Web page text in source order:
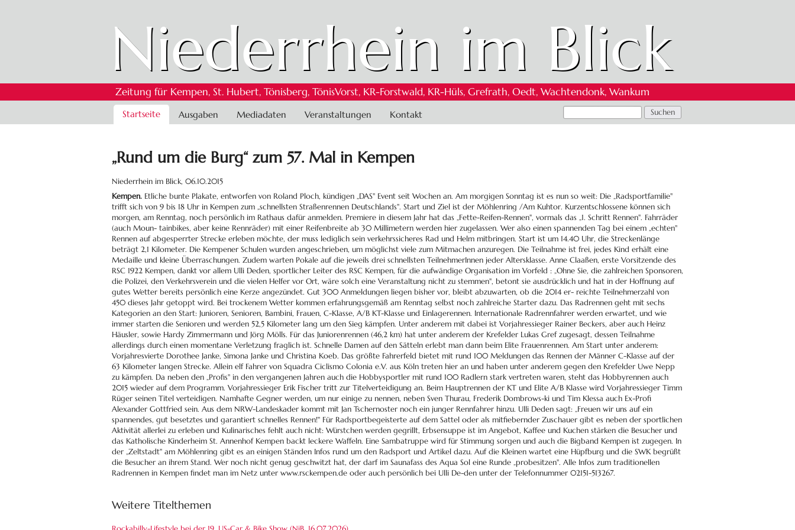
Niederrhein im Blick
Zeitung für Kempen, St. Hubert, Tönisberg, TönisVorst, KR-Forstwald, KR-Hüls, Grefrath, Oedt, Wachtendonk, Wankum
Navigation
überspringen
Startseite Ausgaben Mediadaten Veranstaltungen Kontakt
„Rund um die Burg“ zum 57. Mal in Kempen
Niederrhein im Blick, 06.10.2015
Kempen. Etliche bunte Plakate, entworfen von Roland Ploch, kündigen „DAS" Event seit Wochen an. Am morgigen Sonntag ist es nun so weit: Die „Radsportfamilie"
trifft sich von 9 bis 18 Uhr in Kempen zum „schnellsten Straßenrennen Deutschlands". Start und Ziel ist der Möhlenring /Am Kuhtor. Kurzentschlossene können sich
morgen, am Renntag, noch persönlich im Rathaus dafür anmelden. Premiere in diesem Jahr hat das „Fette-Reifen-Rennen", vormals das „1. Schritt Rennen". Fahrräder
(auch Moun- tainbikes, aber keine Rennräder) mit einer Reifenbreite ab 30 Millimetern werden hier zugelassen. Wer also einen spannenden Tag bei einem „echten"
Rennen auf abgesperrter Strecke erleben möchte, der muss lediglich sein verkehrssicheres Rad und Helm mitbringen. Start ist um 14.40 Uhr, die Streckenlänge
beträgt 2,1 Kilometer. Die Kempener Schulen wurden angeschrieben, um möglichst viele zum Mitmachen anzuregen. Die Teilnahme ist frei, jedes Kind erhält eine
Medaille und kleine Überraschungen. Zudem warten Pokale auf die jeweils drei schnellsten TeilnehmerInnen jeder Altersklasse. Anne Claaßen, erste Vorsitzende des
RSC 1922 Kempen, dankt vor allem Ulli Deden, sportlicher Leiter des RSC Kempen, für die aufwändige Organisation im Vorfeld : „Ohne Sie, die zahlreichen Sponsoren,
die Polizei, den Verkehrsverein und die vielen Helfer vor Ort, wäre solch eine Veranstaltung nicht zu stemmen", betont sie ausdrücklich und hat in der Hoffnung auf
gutes Wetter bereits persönlich eine Kerze angezündet. Gut 300 Anmeldungen liegen bisher vor, bleibt abzuwarten, ob die 2014 er- reichte Teilnehmerzahl von
450 dieses Jahr getoppt wird. Bei trockenem Wetter kommen erfahrungsgemäß am Renntag selbst noch zahlreiche Starter dazu. Das Radrennen geht mit sechs
Kategorien an den Start: Junioren, Senioren, Bambini, Frauen, C-Klasse, A/B KT-Klasse und Einlagerennen. Internationale Radrennfahrer werden erwartet, und wie
immer starten die Senioren und werden 52,5 Kilometer lang um den Sieg kämpfen. Unter anderem mit dabei ist Vorjahressieger Rainer Beckers, aber auch Heinz
Häusler, sowie Hardy Zimmermann und Jörg Mölls. Für das Juniorenrennen (46,2 km) hat unter anderem der Krefelder Lukas Gref zugesagt, dessen Teilnahme
allerdings durch einen momentane Verletzung fraglich ist. Schnelle Damen auf den Sätteln erlebt man dann beim Elite Frauenrennen. Am Start unter anderem:
Vorjahresvierte Dorothee Janke, Simona Janke und Christina Koeb. Das größte Fahrerfeld bietet mit rund 100 Meldungen das Rennen der Männer C-Klasse auf der
63 Kilometer langen Strecke. Allein elf Fahrer von Squadra Ciclismo Colonia e.V. aus Köln treten hier an und haben unter anderem gegen den Krefelder Uwe Nepp
zu kämpfen. Da neben den „Profis" in den vergangenen Jahren auch die Hobbysportler mit rund 100 Radlern stark vertreten waren, steht das Hobbyrennen auch
2015 wieder auf dem Programm. Vorjahressieger Erik Fischer tritt zur Titelverteidigung an. Beim Hauptrennen der KT und Elite A/B Klasse wird Vorjahressieger Timm
Rüger seinen Titel verteidigen. Namhafte Gegner werden, um nur einige zu nennen, neben Sven Thurau, Frederik Dombrows-ki und Tim Klessa auch Ex-Profi
Alexander Gottfried sein. Aus dem NRW-Landeskader kommt mit Jan Tschernoster noch ein junger Rennfahrer hinzu. Ulli Deden sagt: „Freuen wir uns auf ein
spannendes, gut besetztes und garantiert schnelles Rennen!" Für Radsportbegeisterte auf dem Sattel oder als mitfiebernder Zuschauer gibt es neben der sportlichen
Aktivität allerlei zu erleben und Kulinarisches fehlt auch nicht: Würstchen werden gegrillt, Erbsensuppe ist im Angebot, Kaffee und Kuchen stärken die Besucher und
das Katholische Kinderheim St. Annenhof Kempen backt leckere Waffeln. Eine Sambatruppe wird für Stimmung sorgen und auch die Bigband Kempen ist zugegen. In
der „Zeltstadt" am Möhlenring gibt es an einigen Ständen Infos rund um den Radsport und Artikel dazu. Auf die Kleinen wartet eine Hüpfburg und die SWK begrüßt
die Besucher an ihrem Stand. Wer noch nicht genug geschwitzt hat, der darf im Saunafass des Aqua Sol eine Runde „probesitzen". Alle Infos zum traditionellen
Radrennen in Kempen findet man im Netz unter www.rsckempen.de oder auch persönlich bei Ulli De-den unter der Telefonnummer 02151-513267.
Weitere Titelthemen